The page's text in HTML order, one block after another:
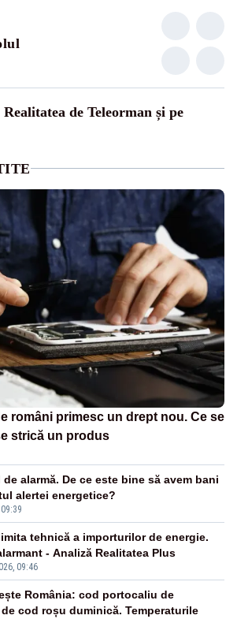
de Teleorman și pe
români primesc un drept nou. Ce se
strică un produs
de alarmă. De ce este bine să avem bani
alertei energetice?
09:46
tehnică a importurilor de energie.
- Analiză Realitatea Plus
România: cod portocaliu de
cod roșu duminică. Temperaturile